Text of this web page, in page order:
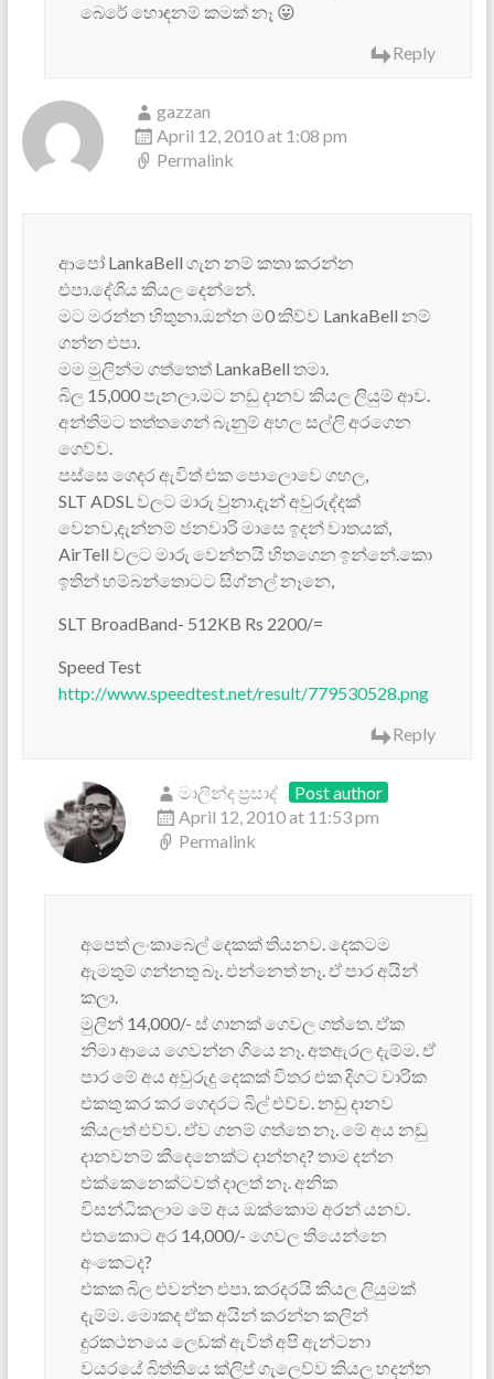
බෙරේ හොඳනම් කමක් නෑ 😛
Reply
gazzan
April 12, 2010 at 1:08 pm
Permalink
ආපෝ LankaBell ගැන නම් කතා කරන්න
එපා.දේශිය කියල දෙන්නේ.
මට මරන්න හිතුනා.ඔන්න ම0 කිව්ව LankaBell නම්
ගන්න එපා.
මම මුලින්ම ගත්තෙත් LankaBell තමා.
බිල 15,000 පැනලා.මට නඩු දානව කියල ලියුම් ආව.
අන්තිමට තත්තගෙන් බැනුම් අහල සල්ලි අරගෙන
ගෙව්ව.
පස්සෙ ගෙදර ඇවිත් එක පොලොවෙ ගහල,
SLT ADSL වලට මාරු වුනා.දැන් අවුරුද්දක්
වෙනව,දැන්නම් ජනවාරි මාසෙ ඉදන් වාතයක්,
AirTell වලට මාරු වෙන්නයි හිතගෙන ඉන්නේ.කො
ඉතින් හම්බන්තොටට සිග්නල් නෑනෙ,
SLT BroadBand- 512KB Rs 2200/=
Speed Test
http://www.speedtest.net/result/779530528.png
Reply
මාලින්ද ප්‍රසාද්
Post author
April 12, 2010 at 11:53 pm
Permalink
අපෙත් ලංකාබෙල් දෙකක් තියනව. දෙකටම
ඇමතුම් ගන්නතු බෑ. එන්නෙත් නෑ. ඒ පාර අයින්
කලා.
මුලින් 14,000/- ස් ගානක් ගෙවල ගත්තෙ. ඒක
නිමා ආයෙ ගෙවන්න ගියෙ නෑ. අතඇරල දැම්ම. ඒ
පාර මේ අය අවුරුදු දෙකක් විතර එක ‍දිගට වාරික
එකතු කර කර ගෙදරට බිල් එව්ව. නඩු දානව
කියලත් එව්ව. ඒව ගනම් ගත්තෙ නෑ. මේ අය නඩු
දානවනම් කීදෙනෙක්ට දාන්නද? තාම දන්න
එක්කෙනෙක්ටවත් දාලත් නෑ. අනික
විසන්ධිකලාම මේ අය ඔක්කොම අරන් යනව.
එතකොට අර 14,000/- ගෙවල තියෙන්නෙ
අංකෙටද?
එකක බිල එවන්න එපා. කරදරයි කියල ලියුමක්
දැම්ම. මොකද ඒක අයින් කරන්න කලින්
දුරකථනයෙ ලෙඩක් ඇවිත් අපි ඇන්ටනා
වයරයේ බිත්තියෙ ක්ලිප් ගැලෙව්ව කියල හදන්න